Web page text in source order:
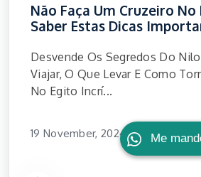
Me
Não Faça Um Cruzeiro
Saber Estas Dicas
Desvende Os Segredos Do
Viajar, O Que Levar E Como
No Egito Incrí...
19 November, 2024